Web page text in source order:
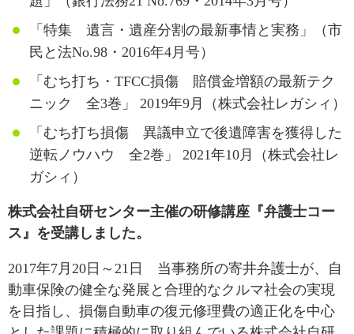
「特集 遺言・遺産分割の最新事情と実務」（市
民と法No.98・2016年4月号）
「むち打ち・TFCC損傷 賠償金増額の最新テク
ニック 全3巻」 2019年9月（株式会社レガシィ）
「むち打ち損傷 異議申立で後遺障害を獲得した
逆転ノウハウ 全2巻」 2021年10月（株式会社レ
ガシィ）
株式会社自研センター主催の研修講座『弁護士コー
ス』を受講しました。
2017年7月20日～21日 当事務所の寄井弁護士が、自
動車保険の健全な発展と合理的なクルマ社会の実現
を目指し、損傷自動車の復元修理費の適正化を中心